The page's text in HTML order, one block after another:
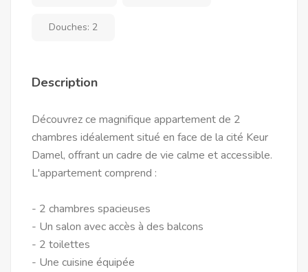
Douches: 2
Description
Découvrez ce magnifique appartement de 2
chambres idéalement situé en face de la cité Keur
Damel, offrant un cadre de vie calme et accessible.
L'appartement comprend :
- 2 chambres spacieuses
- Un salon avec accès à des balcons
- 2 toilettes
- Une cuisine équipée